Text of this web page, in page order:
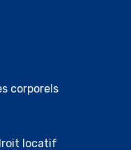
corporels
locatif